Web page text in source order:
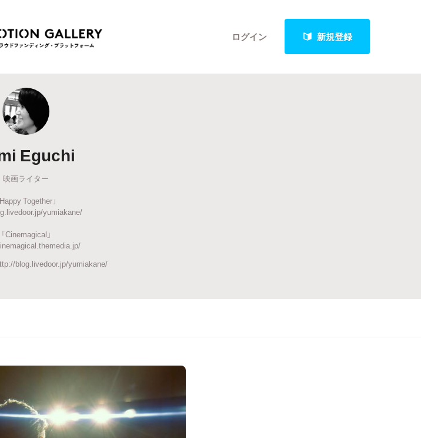
ログイン 新規登録
Highlight
プロジェクト
Feature
レーターから探す
Legendary
調達額が大きいプロジェクト
Eguchi
映画ライター
Happy Together」
yumiakane/
「Cinemagical」
blog.livedoor.jp/yumiakane/